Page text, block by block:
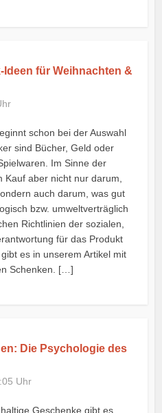
Ideen für Weihnachten &
schon bei der Auswahl
sind Bücher, Geld oder
Im Sinne der
Kauf aber nicht nur darum,
auch darum, was gut
bzw. umweltverträglich
Richtlinien der sozialen,
für das Produkt
es in unserem Artikel mit
Schenken. […]
Die Psychologie des
Uhr
Geschenke gibt es